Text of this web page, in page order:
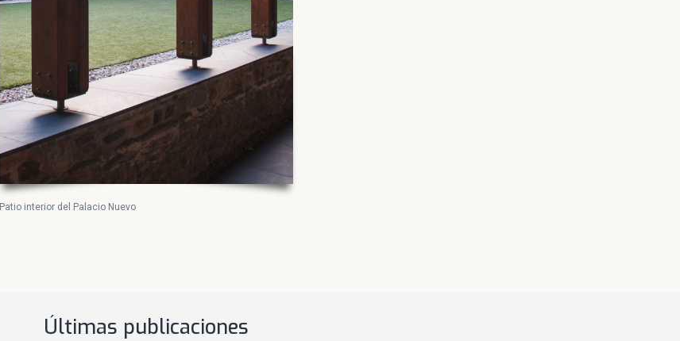
Patio interior del Palacio Nuevo
Últimas publicaciones